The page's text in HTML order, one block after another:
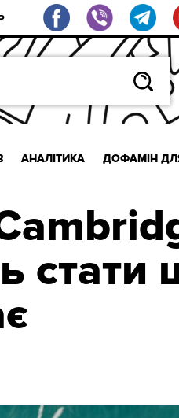
АНАЛІТИКА ДОФАМІН
стати